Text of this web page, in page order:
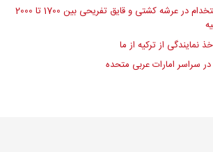
استخدام در عرشه کشتی و قایق تفریحی بین 1700 تا 2000
نمایندگی از ترکیه از ما
در سراسر امارات عربی متحده